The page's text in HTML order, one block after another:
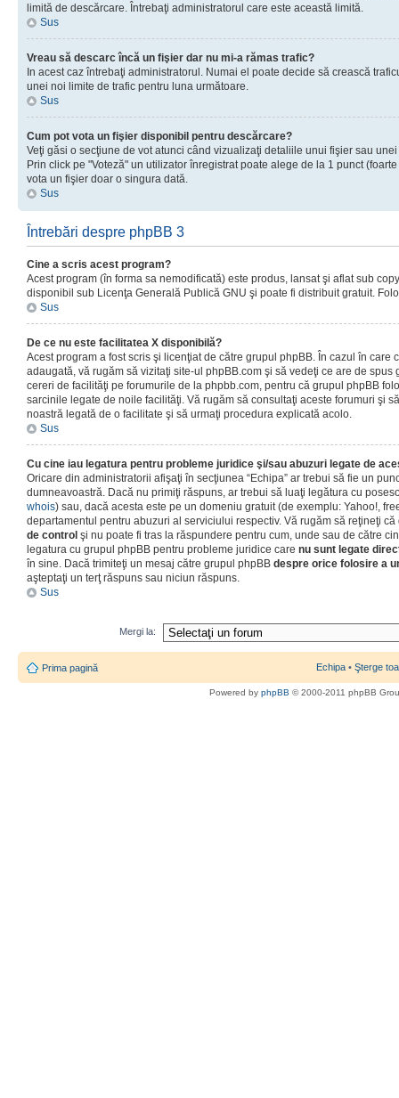
limită de descărcare. Întrebaţi administratorul care este această limită.
Sus
Vreau să descarc încă un fişier dar nu mi-a rămas trafic?
In acest caz întrebaţi administratorul. Numai el poate decide să crească
unei noi limite de trafic pentru luna următoare.
Sus
Cum pot vota un fişier disponibil pentru descărcare?
Veţi găsi o secţiune de vot atunci când vizualizaţi detaliile unui fişier sau
Prin click pe "Voteză" un utilizator înregistrat poate alege de la 1 punct
vota un fişier doar o singura dată.
Sus
Întrebări despre phpBB 3
Cine a scris acest program?
Acest program (în forma sa nemodificată) este produs, lansat şi aflat sub
disponibil sub Licenţa Generală Publică GNU şi poate fi distribuit gratuit.
Sus
De ce nu este facilitatea X disponibilă?
Acest program a fost scris şi licenţiat de către grupul phpBB. În cazul în care
adaugată, vă rugăm să vizitaţi site-ul phpBB.com şi să vedeţi ce are de
cereri de facilităţi pe forumurile de la phpbb.com, pentru că grupul phpBB
sarcinile legate de noile facilităţi. Vă rugăm să consultaţi aceste forumuri şi
noastră legată de o facilitate şi să urmaţi procedura explicată acolo.
Sus
Cu cine iau legatura pentru probleme juridice şi/sau abuzuri legate de
Oricare din administratorii afişaţi în secţiunea “Echipa” ar trebui să fie un
dumneavoastră. Dacă nu primiţi răspuns, ar trebui să luaţi legătura cu
whois) sau, dacă acesta este pe un domeniu gratuit (de exemplu: Yahoo!,
departamentul pentru abuzuri al serviciului respectiv. Vă rugăm să reţineţi
de control şi nu poate fi tras la răspundere pentru cum, unde sau de către
legatura cu grupul phpBB pentru probleme juridice care nu sunt legate
în sine. Dacă trimiteţi un mesaj către grupul phpBB despre orice folosire a
aşteptaţi un terţ răspuns sau niciun răspuns.
Sus
Mergi la:
Prima pagină Echipa • Şterge
Powered by phpBB © 2000-2011 phpBB